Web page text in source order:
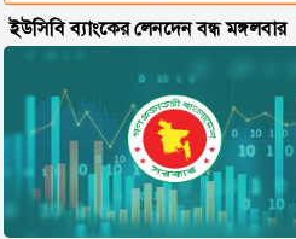
ইউসিবি ব্যাংকের লেনদেন বন্ধ মঙ্গলবার